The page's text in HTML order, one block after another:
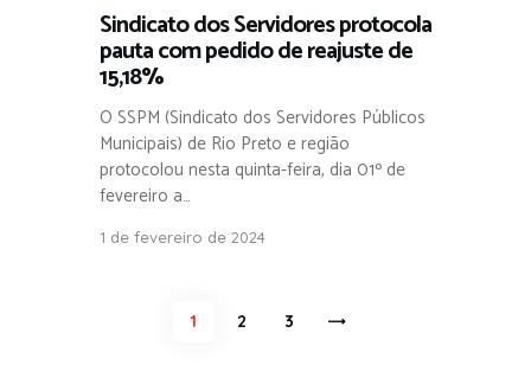
Sindicato dos Servidores protocola
pauta com pedido de reajuste de
15,18%
O SSPM (Sindicato dos Servidores Públicos
Municipais) de Rio Preto e região
protocolou nesta quinta-feira, dia 01º de
fevereiro a…
1 de fevereiro de 2024
Navegação por posts
PAGE
1 PAGE
2 PAGE
3